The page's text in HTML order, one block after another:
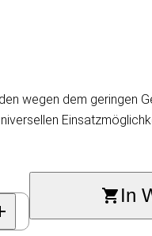
wegen dem geringen
In